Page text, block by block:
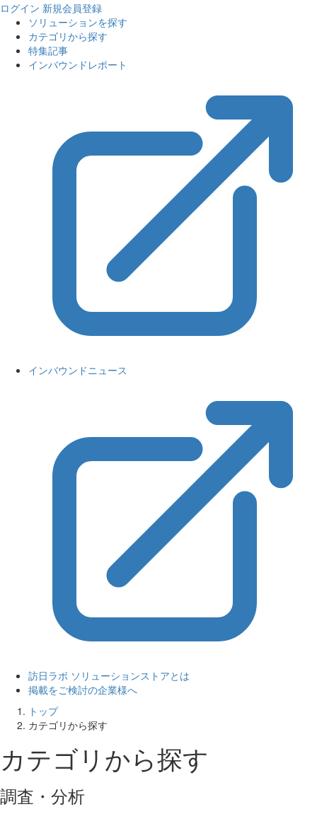
ログイン 新規会員登録
ソリューションを探す
カテゴリから探す
特集記事
インバウンドレポート
インバウンドニュース
訪日ラボ ソリューションストアとは
掲載をご検討の企業様へ
トップ
カテゴリから探す
カテゴリから探す
調査・分析